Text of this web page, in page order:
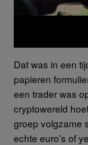
Dat was in een
papieren
een trader was
cryptowereld
groep volgzame
echte euro’s of